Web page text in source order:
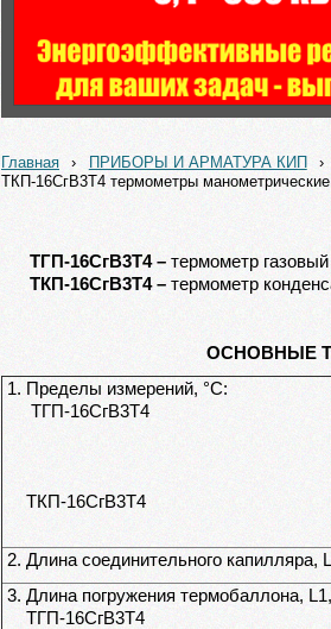
Главная › ПРИБОРЫ И АРМАТУРА КИП ›
ТКП-16СгВ3Т4 термометры
ТГП-16СгВ3Т4 – термометр газовый
ТКП-16СгВ3Т4 – термометр
ОСНОВНЫЕ
1. Пределы измерений, °С:
ТГП-16СгВ3Т4
ТКП-16СгВ3Т4
2. Длина соединительного капилляра,
3. Длина погружения термобаллона, L1
ТГП-16СгВ3Т4